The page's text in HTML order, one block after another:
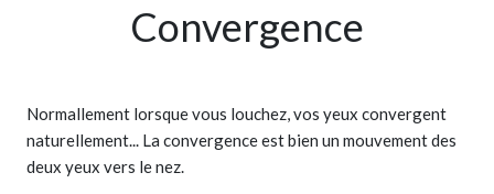
Convergence
Normallement lorsque vous louchez, vos yeux convergent
naturellement... La convergence est bien un mouvement des
deux yeux vers le nez.